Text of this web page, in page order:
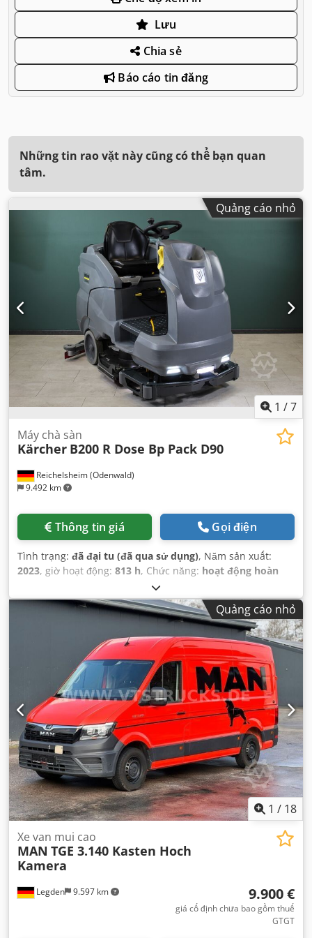
Lưu
Chia sẻ
Báo cáo tin đăng
Những tin rao vặt này cũng có thể bạn quan
tâm.
Quảng cáo nhỏ
1 /7
Reichelsheim (Odenwald)
9.492 km
Máy chà sàn
Kärcher B200 R Dose Bp Pack D90
Thông tin giá Gọi điện
Tình trạng: đã đại tu (đã qua sử dụng), Năm sản xuất:
2023, giờ hoạt động: 813 h, Chức năng: hoạt động hoàn
900 mm
5.700 m²/giờ, trọng lượng tổng cộng:957 kg, dung tích
200 l, điện áp ắc quy:36 V, Quảng cáo nhỏ
1 / 18
Legden 9.597 km
Xe van mui cao
MAN TGE 3.140 Kasten Hoch
Kamera
9.900 €
giá cố định chưa bao gồm thuế
GTGT